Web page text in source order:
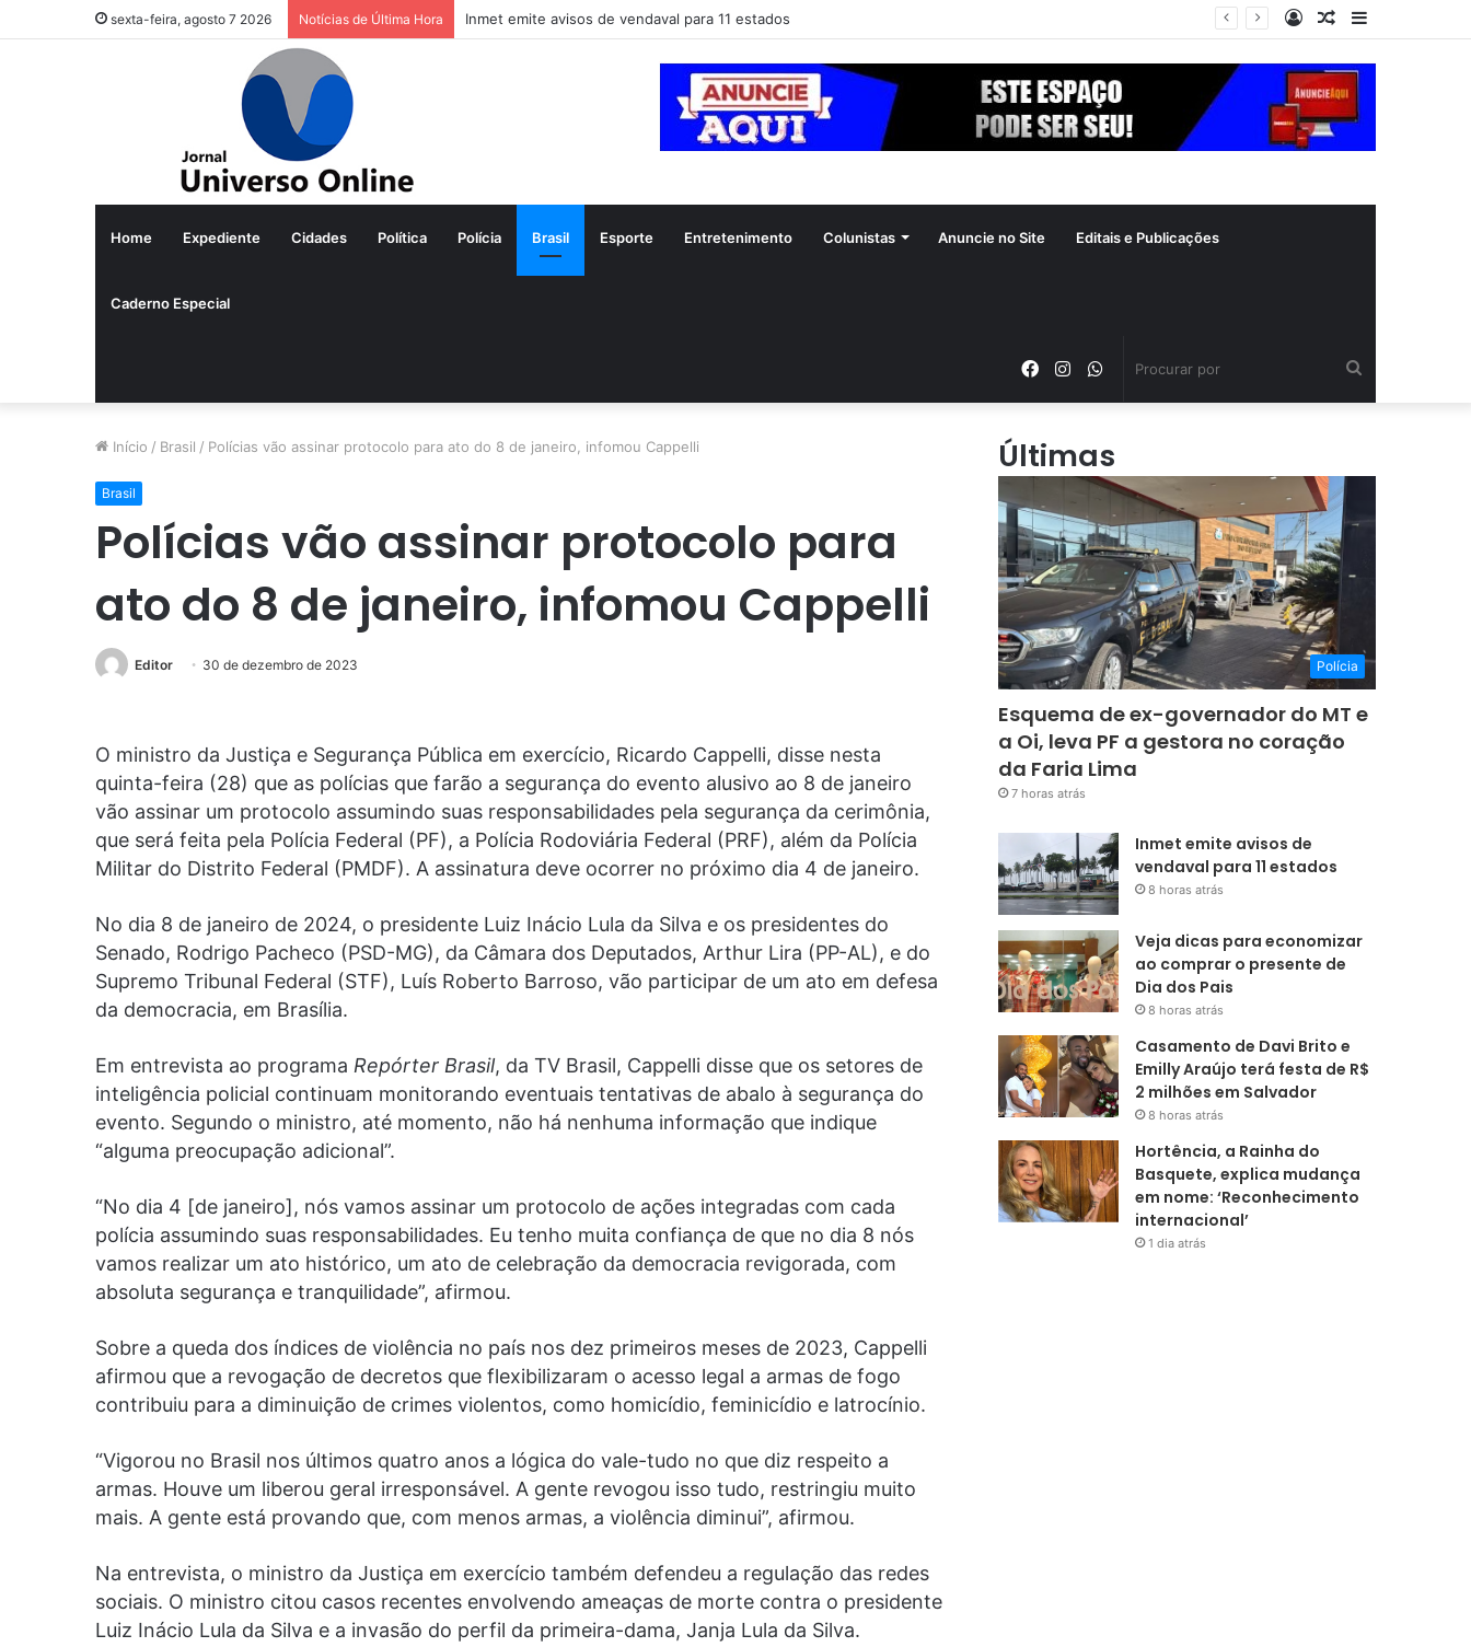
sexta-feira, agosto 7 2026 Notícias de Última Hora Inmet emite avisos de vendaval para 11 estados
Barra
Artigo
Entrar
Home Expediente Cidades Política Polícia Brasil Esporte Entretenimento Colunistas Anuncie no Site Editais e Publicações
Caderno Especial
WhatsApp
Instagram
Facebook
Início / Brasil / Polícias vão assinar protocolo para ato do 8 de janeiro, infomou Cappelli
Brasil
Polícias vão assinar protocolo para
ato do 8 de janeiro, infomou Cappelli
Editor 30 de dezembro de 2023
O ministro da Justiça e Segurança Pública em exercício, Ricardo Cappelli, disse nesta
quinta-feira (28) que as polícias que farão a segurança do evento alusivo ao 8 de janeiro
vão assinar um protocolo assumindo suas responsabilidades pela segurança da cerimônia,
que será feita pela Polícia Federal (PF), a Polícia Rodoviária Federal (PRF), além da Polícia
Militar do Distrito Federal (PMDF). A assinatura deve ocorrer no próximo dia 4 de janeiro.
No dia 8 de janeiro de 2024, o presidente Luiz Inácio Lula da Silva e os presidentes do
Senado, Rodrigo Pacheco (PSD-MG), da Câmara dos Deputados, Arthur Lira (PP-AL), e do
Supremo Tribunal Federal (STF), Luís Roberto Barroso, vão participar de um ato em defesa
da democracia, em Brasília.
Em entrevista ao programa Repórter Brasil, da TV Brasil, Cappelli disse que os setores de
inteligência policial continuam monitorando eventuais tentativas de abalo à segurança do
evento. Segundo o ministro, até momento, não há nenhuma informação que indique
“alguma preocupação adicional”.
“No dia 4 [de janeiro], nós vamos assinar um protocolo de ações integradas com cada
polícia assumindo suas responsabilidades. Eu tenho muita confiança de que no dia 8 nós
vamos realizar um ato histórico, um ato de celebração da democracia revigorada, com
absoluta segurança e tranquilidade”, afirmou.
Sobre a queda dos índices de violência no país nos dez primeiros meses de 2023, Cappelli
afirmou que a revogação de decretos que flexibilizaram o acesso legal a armas de fogo
contribuiu para a diminuição de crimes violentos, como homicídio, feminicídio e latrocínio.
“Vigorou no Brasil nos últimos quatro anos a lógica do vale-tudo no que diz respeito a
armas. Houve um liberou geral irresponsável. A gente revogou isso tudo, restringiu muito
mais. A gente está provando que, com menos armas, a violência diminui”, afirmou.
Na entrevista, o ministro da Justiça em exercício também defendeu a regulação das redes
sociais. O ministro citou casos recentes envolvendo ameaças de morte contra o presidente
Luiz Inácio Lula da Silva e a invasão do perfil da primeira-dama, Janja Lula da Silva.
Últimas
Polícia
Esquema de ex-governador do MT e
a Oi, leva PF a gestora no coração
da Faria Lima
7 horas atrás
Inmet emite avisos de
vendaval para 11 estados
8 horas atrás
Veja dicas para economizar
ao comprar o presente de
Dia dos Pais
8 horas atrás
Casamento de Davi Brito e
Emilly Araújo terá festa de R$
2 milhões em Salvador
8 horas atrás
Hortência, a Rainha do
Basquete, explica mudança
em nome: ‘Reconhecimento
internacional’
1 dia atrás